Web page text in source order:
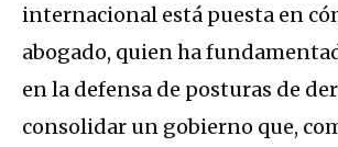
internacional está puesta en
abogado, quien ha
en la defensa de posturas de
consolidar un gobierno que,